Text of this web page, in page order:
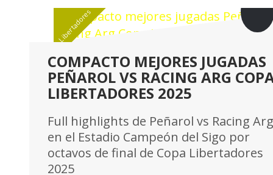
Libertadores
COMPACTO MEJORES JUGADAS
PEÑAROL VS RACING ARG
LIBERTADORES 2025
Full highlights de Peñarol vs Racing Arg
en el Estadio Campeón del Sigo por
octavos de final de Copa Libertadores
2025